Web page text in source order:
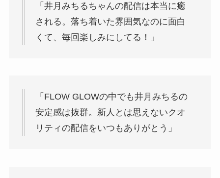
「井月みちるちゃんの配信は本当に癒
される。落ち着いた雰囲気なのに面白
くて、毎回楽しみにしてる！」
「FLOW GLOWの中でも井月みちるの
安定感は抜群。新人とは思えないクオ
リティの配信をいつもありがとう」